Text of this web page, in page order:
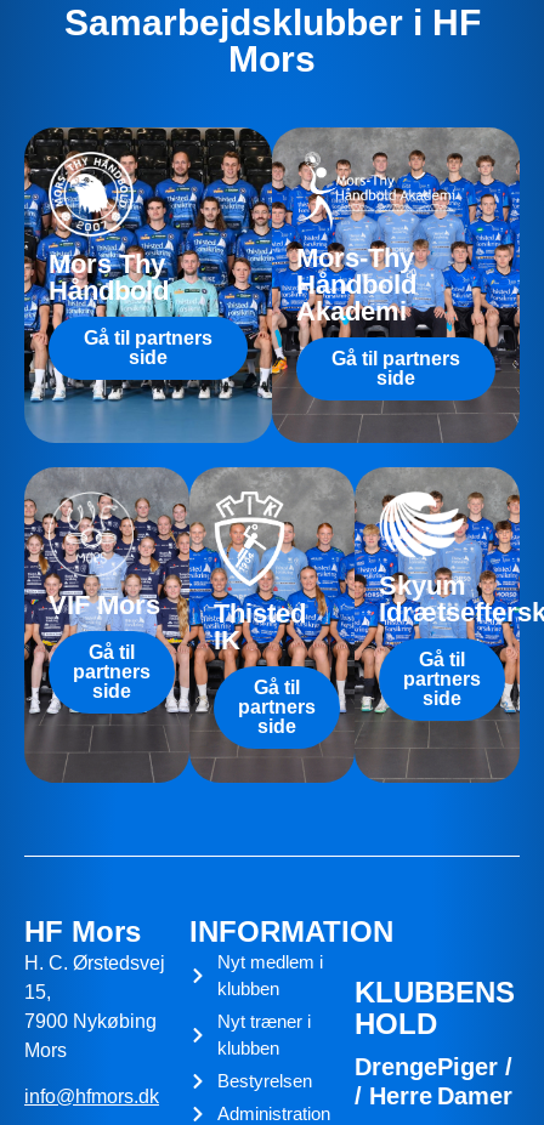
Samarbejdsklubber i HF
Mors
Mors Thy
Håndbold
Gå til partners
side
Mors-Thy
Håndbold
Akademi
Gå til partners
side
VIF Mors
Gå til
partners
side
Thisted
IK
Gå til
partners
side
Skyum
Gå til
partners
side
HF Mors
H. C. Ørstedsvej
15,
7900 Nykøbing
Mors
info@hfmors.dk
INFORMATION
Nyt medlem i
klubben
Nyt træner i
klubben
Bestyrelsen
Administration
KLUBBENS
HOLD
Drenge
/ Herre
Piger /
Damer